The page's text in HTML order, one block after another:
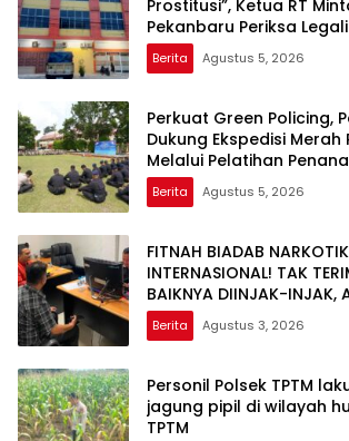
Prostitusi”, Ketua RT
Pekanbaru Periksa
Aktivitas Z Homestay di
Datuk
Berita Agustus 5, 2026
Perkuat Green Policing,
Dukung Ekspedisi Merah
Melalui Pelatihan
Berita Agustus 5, 2026
FITNAH BIADAB
INTERNASIONAL! TAK
BAIKNYA DIINJAK-INJAK,
DECLARE WAR: SIAP Bantai
AKUN PEMBUNUH
Berita Agustus 3, 2026
Personil Polsek TPTM
jagung pipil di wilayah
TPTM